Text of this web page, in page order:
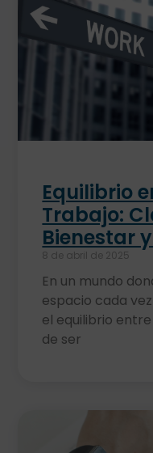
Equilibrio
Trabajo:
Bienestar
8 de abril de 2025
En un mundo
espacio cada
el equilibrio
de ser